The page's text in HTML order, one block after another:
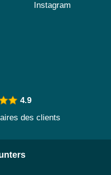
Instagram
4.9
des clients